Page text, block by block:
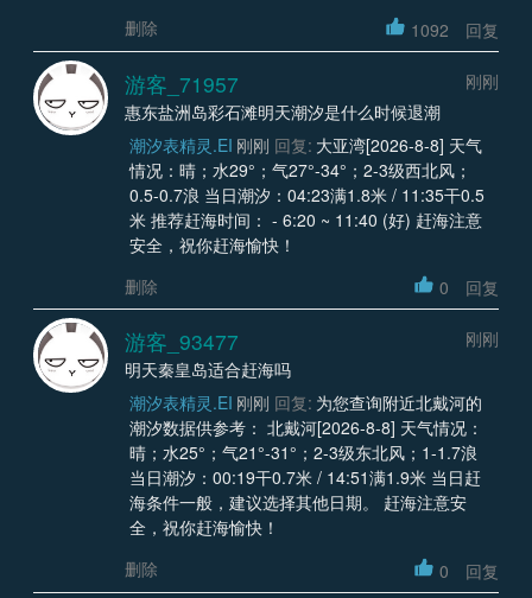
删除
1092 回复
游客_71957
刚刚
惠东盐洲岛彩石滩明天潮汐是什么时候退潮
潮汐表精灵.EI 刚刚 回复: 大亚湾[2026-8-8] 天气
情况：晴；水29°；气27°-34°；2-3级西北风；
0.5-0.7浪 当日潮汐：04:23满1.8米 / 11:35干0.5
米 推荐赶海时间： - 6:20 ~ 11:40 (好) 赶海注意
安全，祝你赶海愉快！
删除
0 回复
游客_93477
刚刚
明天秦皇岛适合赶海吗
潮汐表精灵.EI 刚刚 回复: 为您查询附近北戴河的
潮汐数据供参考： 北戴河[2026-8-8] 天气情况：
晴；水25°；气21°-31°；2-3级东北风；1-1.7浪
当日潮汐：00:19干0.7米 / 14:51满1.9米 当日赶
海条件一般，建议选择其他日期。 赶海注意安
全，祝你赶海愉快！
删除
0 回复